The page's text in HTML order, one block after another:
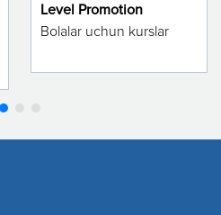
Level Promotion
Bolalar uchun kurslar